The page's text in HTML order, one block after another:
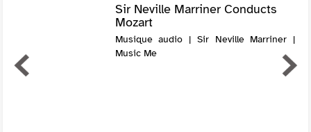
Sir Neville Marriner Conducts
Mozart
Musique audio | Sir Neville Marriner |
Music Me